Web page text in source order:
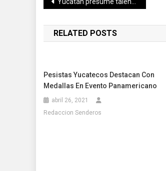
de
entradas
RELATED POSTS
Pesistas Yucatecos Destacan Con
Medallas En Evento Panamericano
abril 26, 2021
Redaccion Senderos